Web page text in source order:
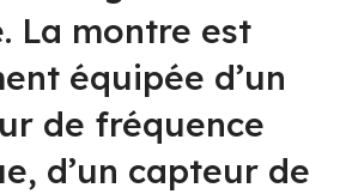
La montre est
équipée d’un
de fréquence
d’un capteur de